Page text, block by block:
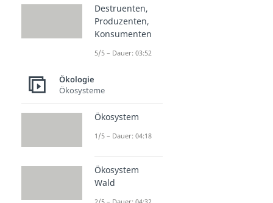
Destruenten,
Produzenten,
Konsumenten
5/5 – Dauer: 03:52
Ökologie
Ökosysteme
Ökosystem
1/5 – Dauer: 04:18
Ökosystem
Wald